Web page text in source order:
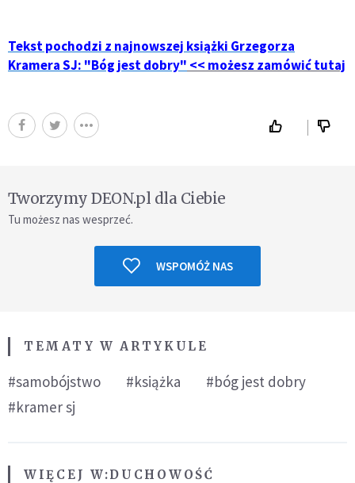
Tekst pochodzi z najnowszej książki Grzegorza
Kramera SJ: "Bóg jest dobry" << możesz zamówić tutaj
Tworzymy DEON.pl dla Ciebie
Tu możesz nas wesprzeć.
WSPOMÓŻ NAS
TEMATY W ARTYKULE
#samobójstwo #książka
#bóg jest dobry
#kramer sj
WIĘCEJ W:DUCHOWOŚĆ